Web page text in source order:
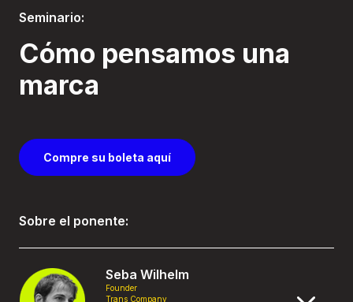
Seminario:
Cómo pensamos una
marca
Compre su boleta aquí
Sobre el ponente:
Seba Wilhelm
Founder
Trans Company